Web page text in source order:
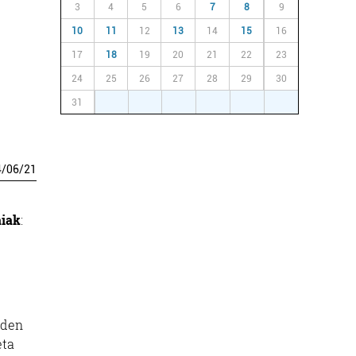
/06/21
:
3 4 5 6 7 8 9
10 11 12 13 14 15 16
17 18 19 20 21 22 23
24 25 26 27 28 29 30
31